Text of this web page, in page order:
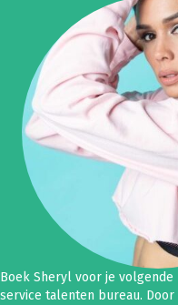
Boek Sheryl voor je volgende
service talenten bureau.